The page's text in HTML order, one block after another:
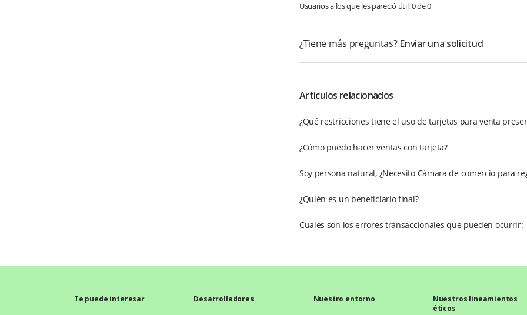
Usuarios a los que les pareció útil: 0 de 0
¿Tiene más preguntas? Enviar una solicitud
Artículos relacionados
¿Qué restricciones tiene el uso de tarjetas para venta
¿Cómo puedo hacer ventas con tarjeta?
Soy persona natural, ¿Necesito Cámara de comercio para
¿Quién es un beneficiario final?
Cuales son los errores transaccionales que pueden ocurrir:
Te puede interesar Desarrolladores Nuestro entorno
Nuestros lineamientos
éticos